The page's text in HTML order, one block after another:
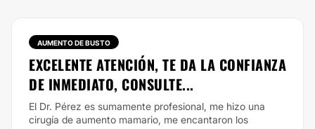
AUMENTO DE BUSTO
EXCELENTE ATENCIÓN, TE DA LA CONFIANZA
DE INMEDIATO, CONSULTE...
El Dr. Pérez es sumamente profesional, me hizo una
cirugía de aumento mamario, me encantaron los